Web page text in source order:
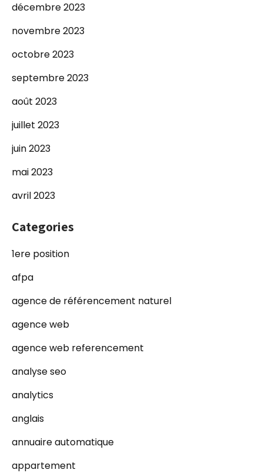
décembre 2023
novembre 2023
octobre 2023
septembre 2023
août 2023
juillet 2023
juin 2023
mai 2023
avril 2023
Categories
1ere position
afpa
agence de référencement naturel
agence web
agence web referencement
analyse seo
analytics
anglais
annuaire automatique
appartement